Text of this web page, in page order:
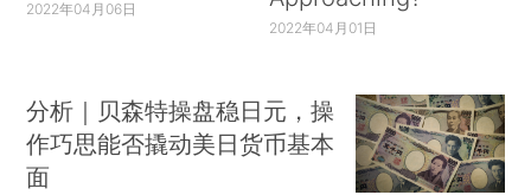
2022年04月06日
2022年04月01日
分析｜贝森特操盘稳日元，操
作巧思能否撬动美日货币基本
面